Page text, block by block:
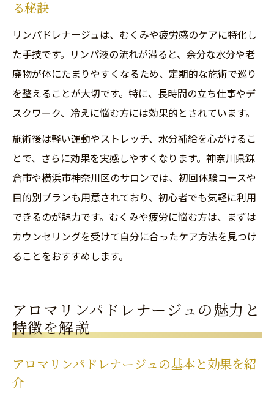
る秘訣
リンパドレナージュは、むくみや疲労感のケアに特化し
た手技です。リンパ液の流れが滞ると、余分な水分や老
廃物が体にたまりやすくなるため、定期的な施術で巡り
を整えることが大切です。特に、長時間の立ち仕事やデ
スクワーク、冷えに悩む方には効果的とされています。
施術後は軽い運動やストレッチ、水分補給を心がけるこ
とで、さらに効果を実感しやすくなります。神奈川県鎌
倉市や横浜市神奈川区のサロンでは、初回体験コースや
目的別プランも用意されており、初心者でも気軽に利用
できるのが魅力です。むくみや疲労に悩む方は、まずは
カウンセリングを受けて自分に合ったケア方法を見つけ
ることをおすすめします。
アロマリンパドレナージュの魅力と
特徴を解説
アロマリンパドレナージュの基本と効果を紹
介